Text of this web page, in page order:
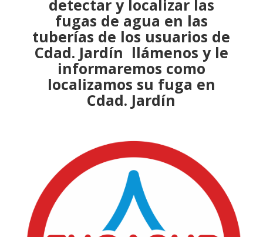
detectar y localizarlas
fugas de agua en las
tuberías de los usuarios de
Cdad. Jardín llámenos y le
informaremos como
localizamos su fuga en
Cdad. Jardín